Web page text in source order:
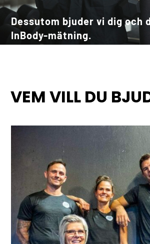
Dessutom bjuder vi dig och
InBody-mätning.
VEM VILL DU